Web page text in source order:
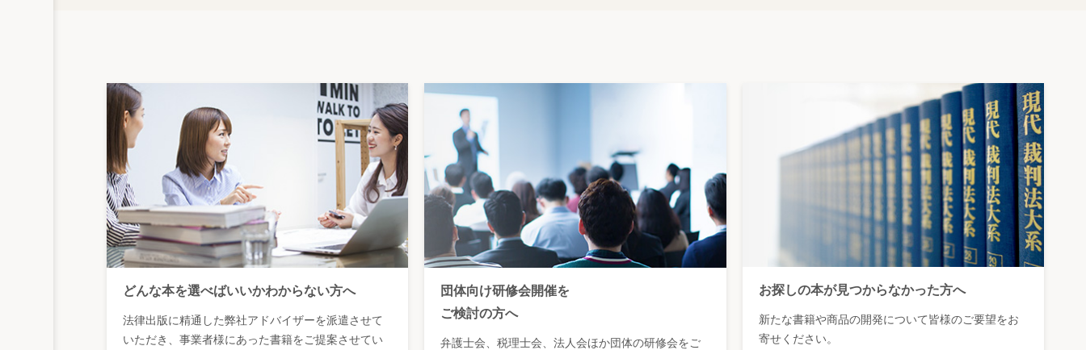
どんな本を選べばいいかわからない方へ
法律出版に精通した弊社アドバイザーを派遣させて
いただき、事業者様にあった書籍をご提案させてい
団体向け研修会開催を
ご検討の方へ
弁護士会、税理士会、法人会ほか団体の研修会をご
お探しの本が見つからなかった方へ
新たな書籍や商品の開発について皆様のご要望をお
寄せください。